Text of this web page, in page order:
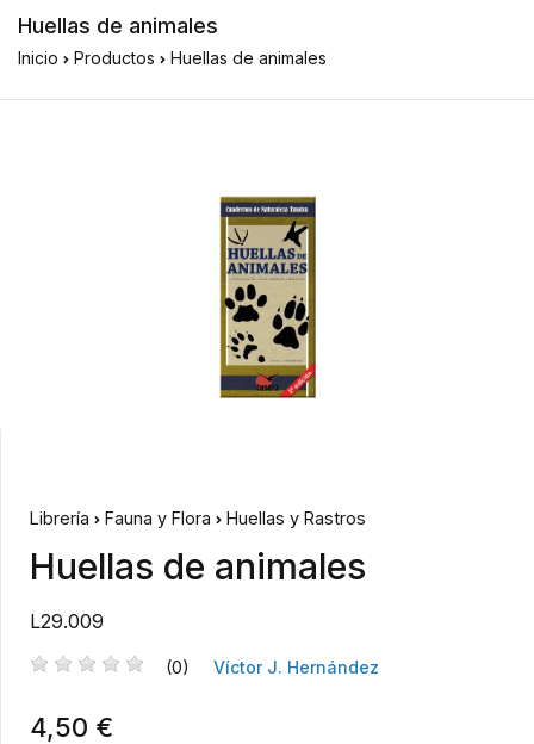
Huellas de animales
Inicio Productos Huellas de animales
Librería Fauna y Flora Huellas y Rastros
Huellas de animales
L29.009
(0) Víctor J. Hernández
4,50 €